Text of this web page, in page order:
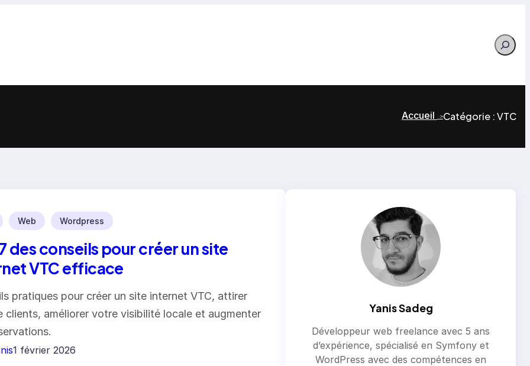
Search
Accueil >>Catégorie :VTC
Web Wordpress
des conseils pour créer un site
VTC efficace
pratiques pour créer un site internet VTC, attirer
clients, améliorer votre visibilité locale et augmenter
1 février 2026
Yanis Sadeg
Développeur web freelance avec 5 ans
d’expérience, spécialisé en Symfony et
WordPress avec des compétences en